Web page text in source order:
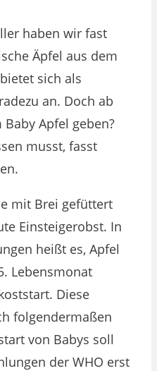
haben wir fast
Äpfel aus dem
sich als
an. Doch ab
Apfel geben?
musst, fasst
mit Brei gefüttert
Einsteigerobst. In
heißt es, Apfel
Lebensmonat
Diese
folgendermaßen
von Babys soll
der WHO erst